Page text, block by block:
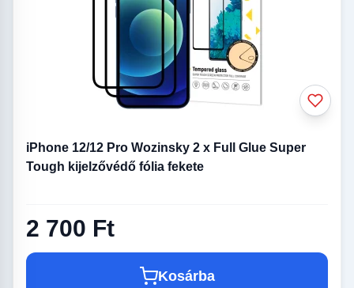
iPhone 12/12 Pro Wozinsky 2 x Full Glue Super
Tough kijelzővédő fólia fekete
2 700 Ft
Kosárba